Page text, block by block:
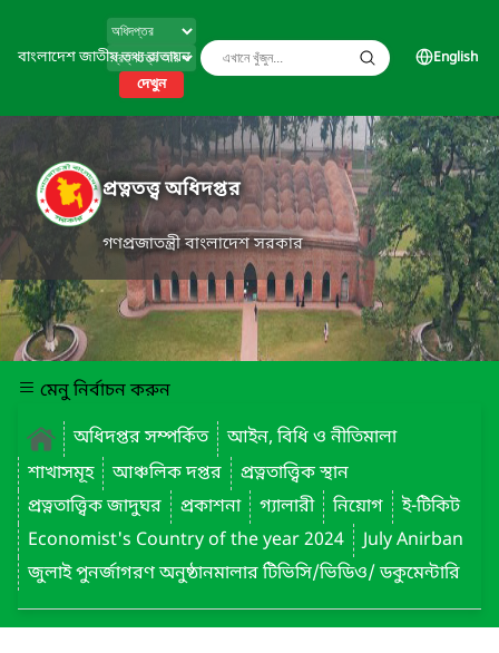
বাংলাদেশ জাতীয় তথ্য বাতায়ন
দেখুন
English
প্রত্নতত্ত্ব অধিদপ্তর
গণপ্রজাতন্ত্রী বাংলাদেশ সরকার
মেনু নির্বাচন করুন
অধিদপ্তর সম্পর্কিত
আইন, বিধি ও নীতিমালা
শাখাসমূহ
আঞ্চলিক দপ্তর
প্রত্নতাত্ত্বিক স্থান
প্রত্নতাত্ত্বিক জাদুঘর
প্রকাশনা গ্যালারী নিয়োগ
ই-টিকিট
Economist's Country of the year 2024
July Anirban
জুলাই পুনর্জাগরণ অনুষ্ঠানমালার টিভিসি/ভিডিও/ ডকুমেন্টারি